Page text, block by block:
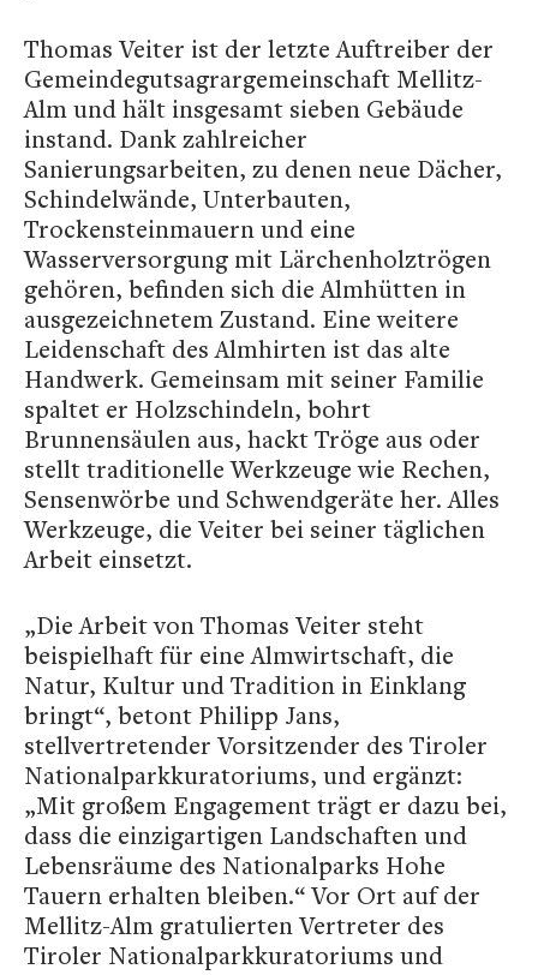
Thomas Veiter ist der letzte Auftreiber der
Gemeindegutsagrargemeinschaft Mellitz-
Alm und hält insgesamt sieben Gebäude
instand. Dank zahlreicher
Sanierungsarbeiten, zu denen neue Dächer,
Schindelwände, Unterbauten,
Trockensteinmauern und eine
Wasserversorgung mit Lärchenholztrögen
gehören, befinden sich die Almhütten in
ausgezeichnetem Zustand. Eine weitere
Leidenschaft des Almhirten ist das alte
Handwerk. Gemeinsam mit seiner Familie
spaltet er Holzschindeln, bohrt
Brunnensäulen aus, hackt Tröge aus oder
stellt traditionelle Werkzeuge wie Rechen,
Sensenwörbe und Schwendgeräte her. Alles
Werkzeuge, die Veiter bei seiner täglichen
Arbeit einsetzt.
„Die Arbeit von Thomas Veiter steht
beispielhaft für eine Almwirtschaft, die
Natur, Kultur und Tradition in Einklang
bringt“, betont Philipp Jans,
stellvertretender Vorsitzender des Tiroler
Nationalparkkuratoriums, und ergänzt:
„Mit großem Engagement trägt er dazu bei,
dass die einzigartigen Landschaften und
Lebensräume des Nationalparks Hohe
Tauern erhalten bleiben.“ Vor Ort auf der
Mellitz-Alm gratulierten Vertreter des
Tiroler Nationalparkkuratoriums und